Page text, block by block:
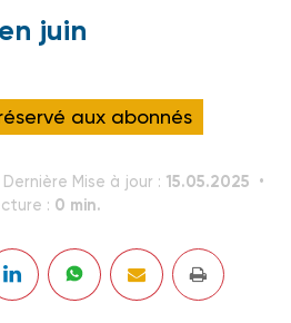
en juin
aux abonnés
Dernière Mise à jour : 15.05.2025
: 0 min.